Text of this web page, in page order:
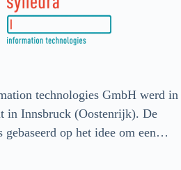
technologies GmbH werd in
in Innsbruck (Oostenrijk). De
gebaseerd op het idee om een…